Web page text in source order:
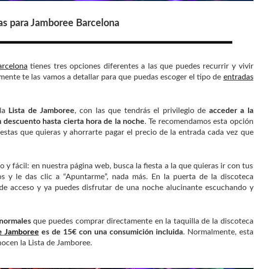
para Jamboree Barcelona
tienes tres opciones diferentes a las que puedes recurrir y vivir
te las vamos a detallar para que puedas escoger el tipo de entradas
Lista de Jamboree, con las que tendrás el privilegio de acceder a la
hasta cierta hora de la noche. Te recomendamos esta opción
que quieras y ahorrarte pagar el precio de la entrada cada vez que
y fácil: en nuestra página web, busca la fiesta a la que quieras ir con tus
y le das clic a “Apuntarme”, nada más. En la puerta de la discoteca
acceso y ya puedes disfrutar de una noche alucinante escuchando y
que puedes comprar directamente en la taquilla de la discoteca
Jamboree es de 15€ con una consumición incluida. Normalmente, esta
la Lista de Jamboree.